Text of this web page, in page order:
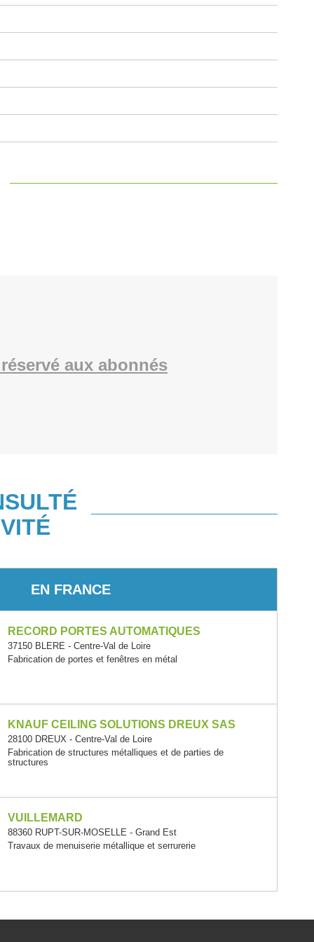
aux abonnés
EN FRANCE
RECORD PORTES AUTOMATIQUES
37150 BLERE - Centre-Val de Loire
Fabrication de portes et fenêtres en métal
KNAUF CEILING SOLUTIONS DREUX SAS
28100 DREUX - Centre-Val de Loire
Fabrication de structures métalliques et de parties de
structures
VUILLEMARD
88360 RUPT-SUR-MOSELLE - Grand Est
Travaux de menuiserie métallique et serrurerie